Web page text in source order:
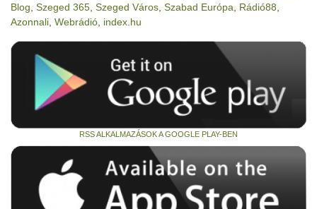
Blog Szeged 365 Szeged Város Szabad Európa Rádió88
Azonnali Webrádió index.hu
RSS ALKALMAZÁSOK A GOOGLE PLAY-BEN